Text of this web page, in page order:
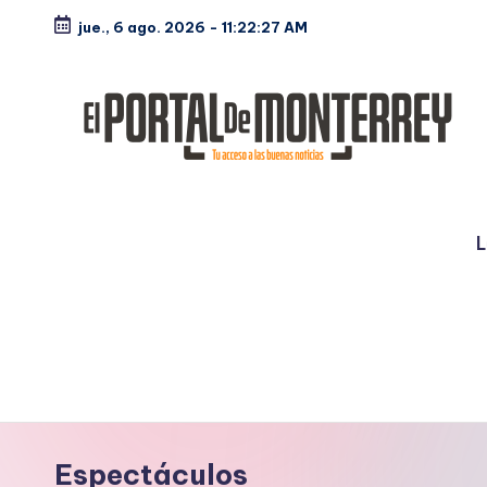
contenido
jue., 6 ago. 2026 - 11:22:28 AM
a
l
Espectáculos